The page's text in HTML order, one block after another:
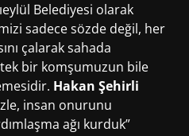
Belediyesi olarak
sadece sözde değil, her
çalarak sahada
bir komşumuzun bile
Hakan Şehirli
insan onurunu
ağı kurduk”